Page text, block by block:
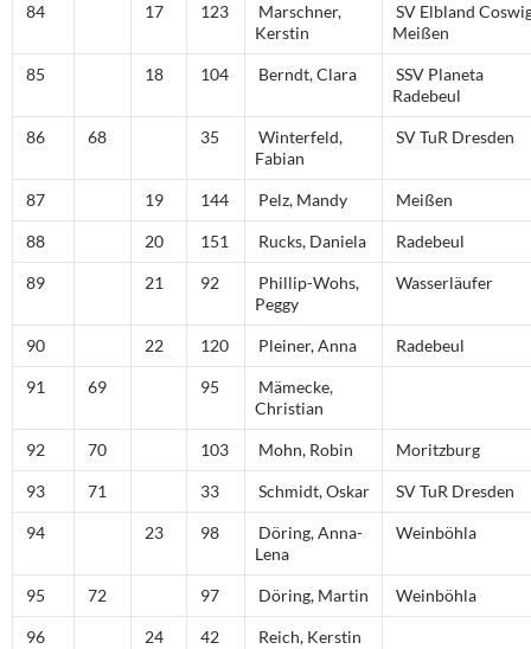
84 17 123
Marschner,
Kerstin
SV Elbland
Meißen
85 18 104 Berndt, Clara
SSV Planeta
Radebeul
86 68 35
Winterfeld,
Fabian
SV TuR Dresden
87 19 144 Pelz, Mandy Meißen
88 20 151 Rucks, Daniela Radebeul
89 21 92
Phillip-Wohs,
Peggy
Wasserläufer
90 22 120 Pleiner, Anna Radebeul
91 69 95
Mämecke,
Christian
92 70 103 Mohn, Robin Moritzburg
93 71 33 Schmidt, Oskar SV TuR Dresden
94 23 98
Döring, Anna-
Lena
Weinböhla
95 72 97 Döring, Martin Weinböhla
96 24 42 Reich, Kerstin